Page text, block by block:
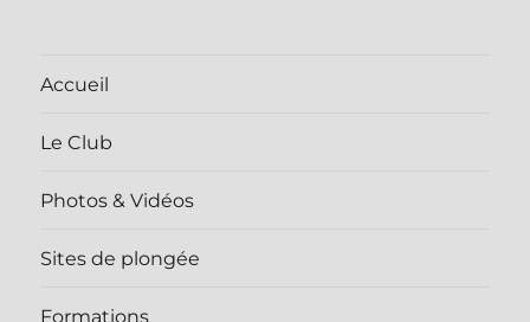
Accueil
Le Club
Photos & Vidéos
Sites de plongée
Formations